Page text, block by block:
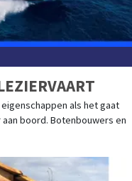
als het gaat
boord. Botenbouwers en